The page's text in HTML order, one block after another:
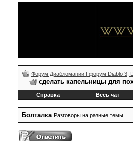
Форум Диабломании | форум Diablo 3,
сделать капельницы для
Справка Весь чат
Болталка Разговоры на разные темы